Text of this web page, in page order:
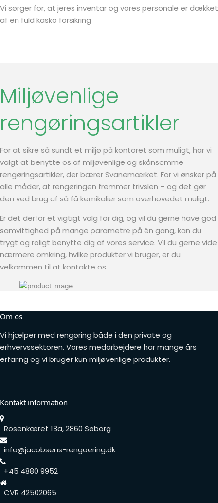
Vi sørger for, at jeres inventar og vores personale er dækket
af en fuld kasko forsikring
Miljøvenlige
rengøringsartikler
For at sikre så sundt et miljø på kontoret som muligt, har vi
valgt at benytte os af miljøvenlige og skånsomme
rengøringsartikler, der bærer Svanemærket. For vi ønsker på
alle måder, at rengøringen fremmer trivslen – og det gør
den ved brug af så få kemikalier som overhovedet muligt.
Er det derfor et vigtigt valg for dig, og vil du gerne have god
samvittighed på mange parametre på én gang, kan du
trygt og roligt benytte dig af vores service. Vil du gerne vide
nærmere omkring, hvilke produkter vi bruger, er du
velkommen til at kontakte os.
Om os
Vi hjælper med rengøring både i den private og
erhvervssektoren. Vores medarbejdere har mange års
erfaring og vi bruger kun miljøvenlige produkter.
Kontakt information
Rosenkæret 13a, 2860 Søborg
info@jacobsens-rengoering.dk
+45 4880 9952
CVR 42502065